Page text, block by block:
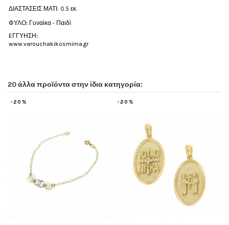
ΔΙΑΣΤΑΣΕΙΣ ΜΑΤΙ: 0.5 εκ.
ΦΥΛΟ: Γυναίκα - Παιδί
EΓΓΥΗΣΗ:
www.varouchakikosmima.gr
20 άλλα προϊόντα στην ίδια κατηγορία:
-20%